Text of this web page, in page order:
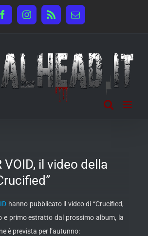
FacebookInstagram
Rss Email
VOID, il video della
hanno pubblicato il video di “Crucified,
e primo estratto dal prossimo album, la
è prevista per l’autunno: